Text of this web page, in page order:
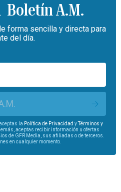
Boletín A.M.
forma sencilla y directa para
del día.
la Política de Privacidad yTérminos y
aceptas recibir información u ofertas
de GFR Media, sus afiliadas o de terceros.
en cualquier momento.